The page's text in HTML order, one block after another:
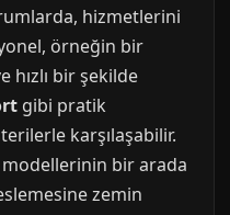
hizmetlerini
örneğin bir
hızlı bir şekilde
gibi pratik
karşılaşabilir.
bir arada
zemin